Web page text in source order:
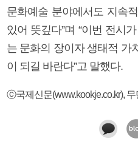
문화예술 분야에서도 지속
있어 뜻깊다”며 “이번 전시
는 문화의 장이자 생태적 가
이 되길 바란다”고 말했다.
ⓒ국제신문(www.kookje.co.kr),